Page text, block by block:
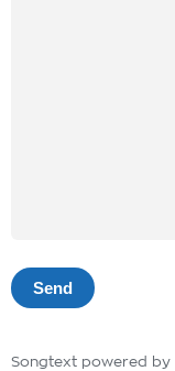
Songtext powered by